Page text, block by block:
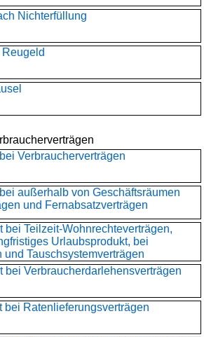
Nichterfüllung
Verbraucherverträgen
außerhalb von Geschäftsräumen
und Fernabsatzverträgen
bei Teilzeit-Wohnrechteverträgen,
Urlaubsprodukt, bei
und Tauschsystemverträgen
bei Verbraucherdarlehensverträgen
bei Ratenlieferungsverträgen